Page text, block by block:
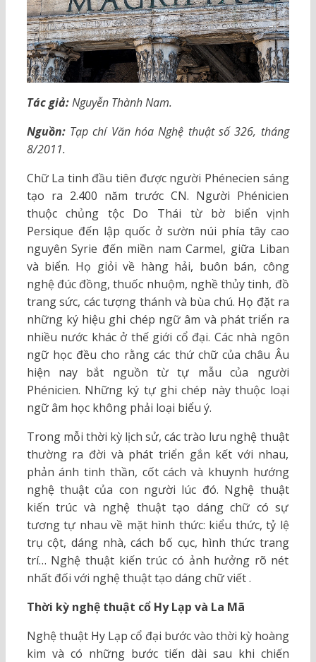
Tác giả:Nguyễn Thành Nam.
Nguồn:Tạp chí Văn hóa Nghệ thuật số 326, tháng
8/2011.
Chữ La tinh đầu tiên được người Phénecien sáng
tạo ra 2.400 năm trước CN. Người Phénicien
thuộc chủng tộc Do Thái từ bờ biển vịnh
Persique đến lập quốc ở sườn núi phía tây cao
nguyên Syrie đến miền nam Carmel, giữa Liban
và biển. Họ giỏi về hàng hải, buôn bán, công
nghệ đúc đồng, thuốc nhuộm, nghề thủy tinh, đồ
trang sức, các tượng thánh và bùa chú. Họ đặt ra
những ký hiệu ghi chép ngữ âm và phát triển ra
nhiều nước khác ở thế giới cổ đại. Các nhà ngôn
ngữ học đều cho rằng các thứ chữ của châu Âu
hiện nay bắt nguồn từ tự mẫu của người
Phénicien. Những ký tự ghi chép này thuộc loại
ngữ âm học không phải loại biểu ý.
Trong mỗi thời kỳ lịch sử, các trào lưu nghệ thuật
thường ra đời và phát triển gắn kết với nhau,
phản ánh tinh thần, cốt cách và khuynh hướng
nghệ thuật của con người lúc đó. Nghệ thuật
kiến trúc và nghệ thuật tạo dáng chữ có sự
tương tự nhau về mặt hình thức: kiểu thức, tỷ lệ
trụ cột, dáng nhà, cách bố cục, hình thức trang
trí… Nghệ thuật kiến trúc có ảnh hưởng rõ nét
nhất đối với nghệ thuật tạo dáng chữ viết .
Thời kỳ nghệ thuật cổ Hy Lạp và La Mã
Nghệ thuật Hy Lạp cổ đại bước vào thời kỳ hoàng
kim và có những bước tiến dài sau khi chiến